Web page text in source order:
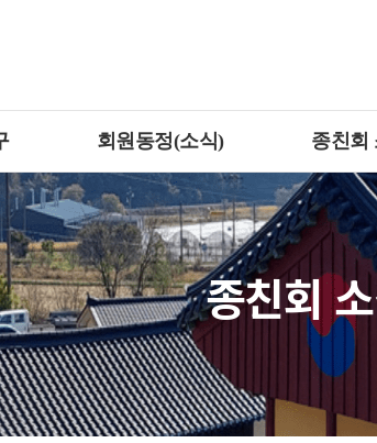
회원동정(소식) 종친회
종친회